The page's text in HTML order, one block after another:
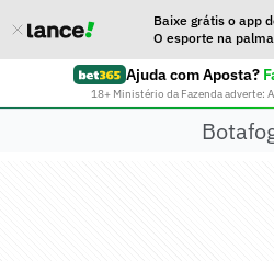
Baixe grátis o app
O esporte na
Ajuda com Aposta?
18+ Ministério da Fazenda adverte: